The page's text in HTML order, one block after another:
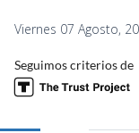
Viernes 07 Agosto,
Seguimos criterios de